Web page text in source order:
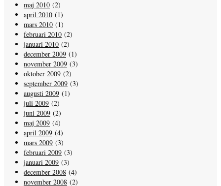
maj 2010 (2)
april 2010 (1)
mars 2010 (1)
februari 2010 (2)
januari 2010 (2)
december 2009 (1)
november 2009 (3)
oktober 2009 (2)
september 2009 (3)
augusti 2009 (1)
juli 2009 (2)
juni 2009 (2)
maj 2009 (4)
april 2009 (4)
mars 2009 (3)
februari 2009 (3)
januari 2009 (3)
december 2008 (4)
november 2008 (2)